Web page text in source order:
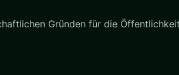
Gründen für die